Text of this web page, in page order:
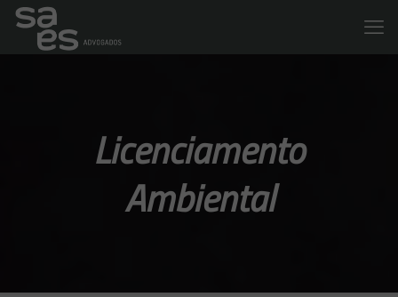
Licenciamento
Ambiental